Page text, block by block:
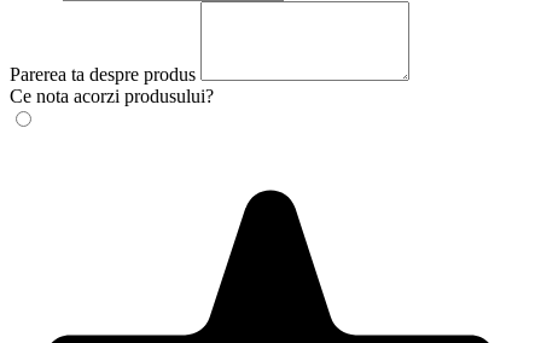
Parerea ta despre produs
Ce nota acorzi produsului?